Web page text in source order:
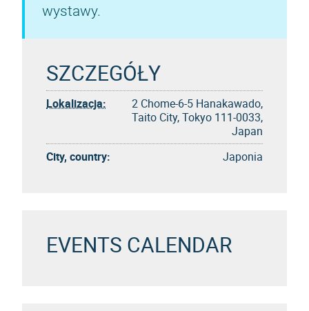
wystawy.
SZCZEGÓŁY
Lokalizacja:
2 Chome-6-5 Hanakawado,
Taito City, Tokyo 111-0033,
Japan
City, country:
Japonia
EVENTS CALENDAR